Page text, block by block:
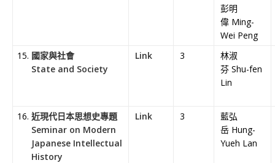
彭明
偉 Ming-
Wei Peng
國家與社會
State and Society
Link 3
林淑
芬 Shu-fen
Lin
近現代日本思想史專題
Seminar on Modern
Japanese Intellectual
History
Link 3
藍弘
岳 Hung-
Yueh Lan